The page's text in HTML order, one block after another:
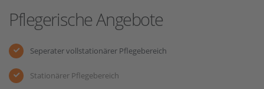
Pflegerische Angebote
Seperater vollstationärer Pflegebereich
Stationärer Pflegebereich